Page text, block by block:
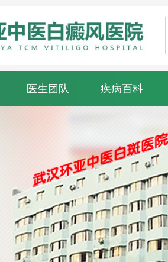
医生团队 疾病百科